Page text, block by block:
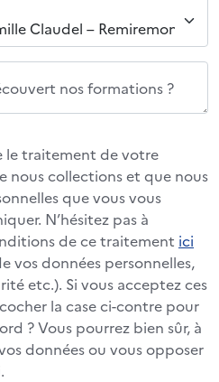
nos formations ?
le traitement de votre
nous collections et que nous
que vous vous
N’hésitez pas à
de ce traitement ici
vos données personnelles,
etc.). Si vous acceptez ces
la case ci-contre pour
? Vous pourrez bien sûr, à
données ou vous opposer